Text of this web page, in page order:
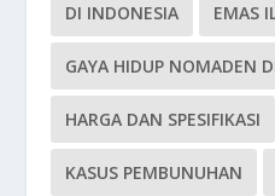
DI INDONESIA EMAS
GAYA HIDUP NOMADEN
HARGA DAN SPESIFIKASI
KASUS PEMBUNUHAN